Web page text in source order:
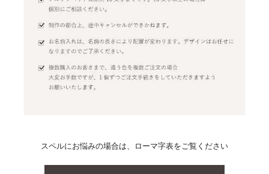
スペルにお悩みの場合は、ローマ字表をご覧ください